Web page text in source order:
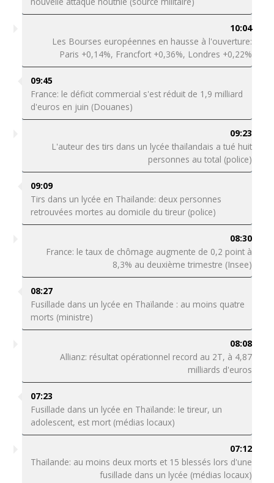
10:04
Les Bourses européennes en hausse à l'ouverture:
Paris +0,14%, Francfort +0,36%, Londres +0,22%
09:45
France: le déficit commercial s'est réduit de 1,9 milliard
d'euros en juin (Douanes)
09:23
L'auteur des tirs dans un lycée thaïlandais a tué huit
personnes au total (police)
09:09
Tirs dans un lycée en Thaïlande: deux personnes
retrouvées mortes au domicile du tireur (police)
08:30
France: le taux de chômage augmente de 0,2 point à
8,3% au deuxième trimestre (Insee)
08:27
Fusillade dans un lycée en Thaïlande : au moins quatre
morts (ministre)
08:08
Allianz: résultat opérationnel record au 2T, à 4,87
milliards d'euros
07:23
Fusillade dans un lycée en Thaïlande: le tireur, un
adolescent, est mort (médias locaux)
07:12
Thaïlande: au moins deux morts et 15 blessés lors d'une
fusillade dans un lycée (médias locaux)